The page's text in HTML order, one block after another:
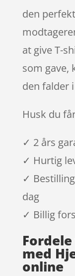
den
at give T-
som gave,
den falder
Husk du
✓ 2 års
✓ Hurtig
✓
dag
✓ Billig
med
online